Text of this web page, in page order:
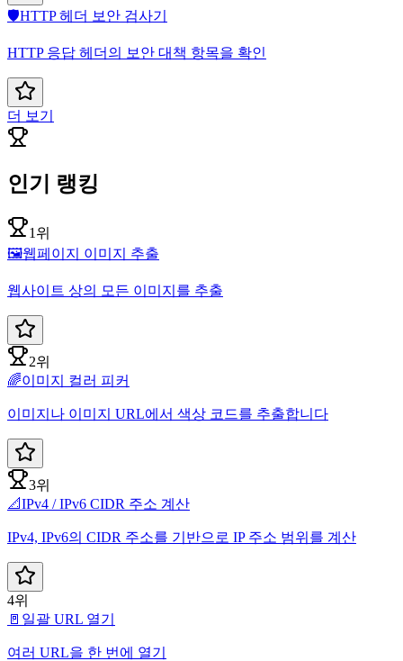
🛡️HTTP 헤더 보안 검사기
HTTP 응답 헤더의 보안 대책 항목을 확인
더 보기
인기 랭킹
1위
🖼️웹페이지 이미지 추출
웹사이트 상의 모든 이미지를 추출
2위
🌈이미지 컬러 피커
이미지나 이미지 URL에서 색상 코드를 추출합니다
3위
📐IPv4 / IPv6 CIDR 주소 계산
IPv4, IPv6의 CIDR 주소를 기반으로 IP 주소 범위를 계산
4위
🚪 일괄 URL 열기
여러 URL을 한 번에 열기